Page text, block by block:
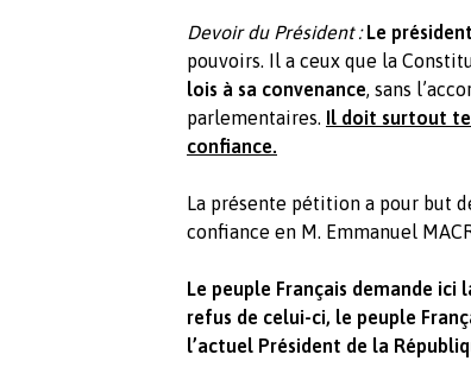
Devoir du Président :Le président
pouvoirs. Il a ceux que la
lois à sa convenance, sans
parlementaires. Il doit surtout
confiance.
La présente pétition a pour but
confiance en M. Emmanuel
Le peuple Français demande ici
refus de celui-ci, le peuple
l’actuel Président de la